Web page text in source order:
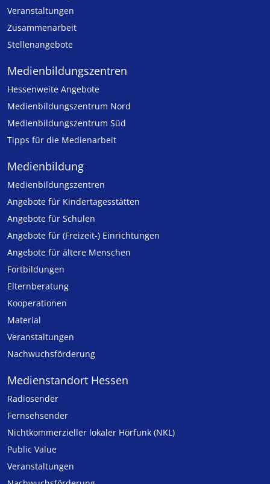
Veranstaltungen
Zusammenarbeit
Stellenangebote
Medien­bildungs­zentren
Hessenweite Angebote
Medienbildungszentrum Nord
Medienbildungszentrum Süd
Tipps für die Medienarbeit
Medienbildung
Medien­bildungs­zentren
Angebote für Kinder­tages­stätten
Angebote für Schulen
Angebote für (Freizeit-) Ein­rich­tungen
Angebote für ältere Menschen
Fortbildungen
Elternberatung
Kooperationen
Material
Veranstaltungen
Nachwuchsförderung
Medienstandort Hessen
Radiosender
Fernsehsender
Nicht­kommer­zieller lo­ka­ler Hör­funk (NKL)
Public Value
Veranstaltungen